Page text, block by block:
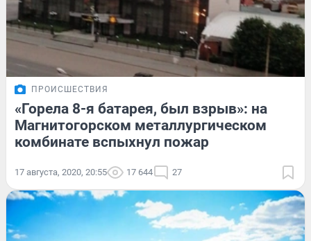
ПРОИСШЕСТВИЯ
«Горела 8-я батарея, был взрыв»: на
Магнитогорском металлургическом
комбинате вспыхнул пожар
17 августа, 2020, 20:55 17 644 27